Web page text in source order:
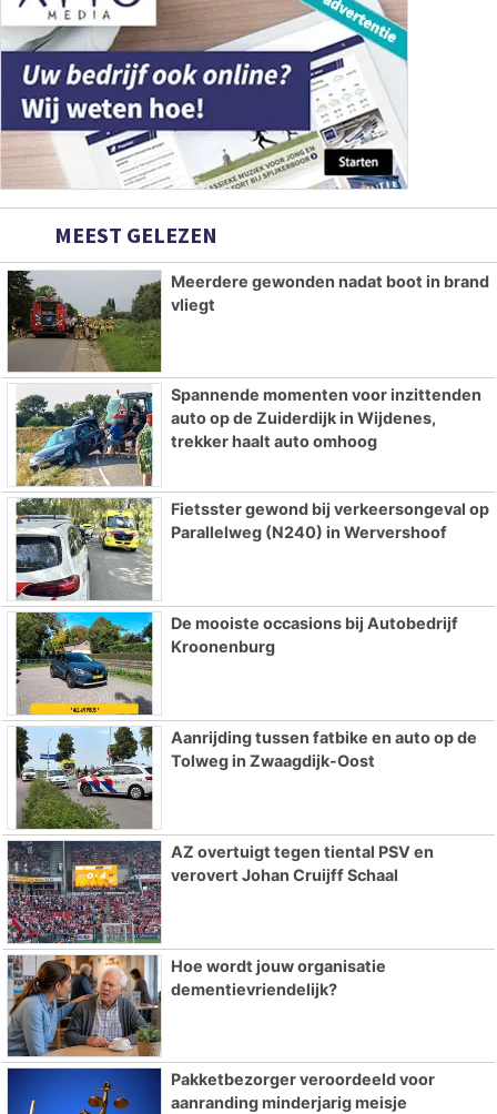
MEEST GELEZEN
Meerdere gewonden nadat boot in brand
vliegt
Spannende momenten voor inzittenden
auto op de Zuiderdijk in Wijdenes,
trekker haalt auto omhoog
Fietsster gewond bij verkeersongeval op
Parallelweg (N240) in Wervershoof
De mooiste occasions bij Autobedrijf
Kroonenburg
Aanrijding tussen fatbike en auto op de
Tolweg in Zwaagdijk-Oost
AZ overtuigt tegen tiental PSV en
verovert Johan Cruijff Schaal
Hoe wordt jouw organisatie
dementievriendelijk?
Pakketbezorger veroordeeld voor
aanranding minderjarig meisje